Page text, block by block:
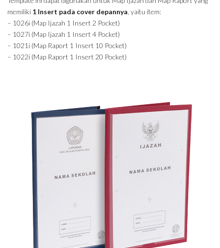
memiliki 1 Insert pada cover depannya , yaitu item:
– 1026i (Map Ijazah 1 Insert 2 Pocket)
– 1027i (Map Ijazah 1 Insert 4 Pocket)
– 1021i (Map Raport 1 Insert 10 Pocket)
– 1022i (Map Raport 1 Insert 20 Pocket)